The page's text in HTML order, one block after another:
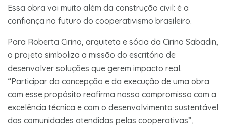
Essa obra vai muito além da construção civil: é a
confiança no futuro do cooperativismo brasileiro.
Para Roberta Cirino, arquiteta e sócia da Cirino Sabadin,
o projeto simboliza a missão do escritório de
desenvolver soluções que gerem impacto real.
“Participar da concepção e da execução de uma obra
com esse propósito reafirma nosso compromisso com a
excelência técnica e com o desenvolvimento sustentável
das comunidades atendidas pelas cooperativas”,